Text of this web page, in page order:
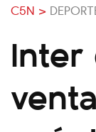
C5N >
Inter